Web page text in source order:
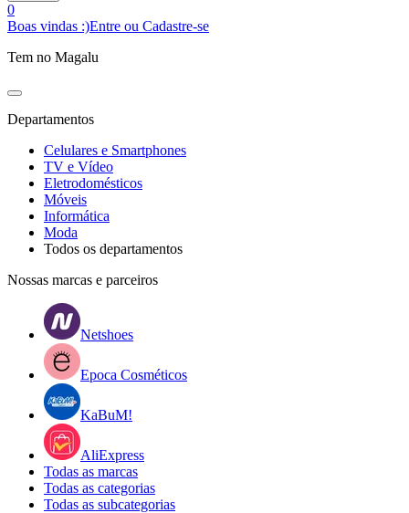
0
Boas vindas :)Entre ou Cadastre-se
Tem no Magalu
Departamentos
Celulares e Smartphones
TV e Vídeo
Eletrodomésticos
Móveis
Informática
Moda
Todos os departamentos
Nossas marcas e parceiros
Netshoes
Epoca Cosméticos
KaBuM!
AliExpress
Todas as marcas
Todas as categorias
Todas as subcategorias